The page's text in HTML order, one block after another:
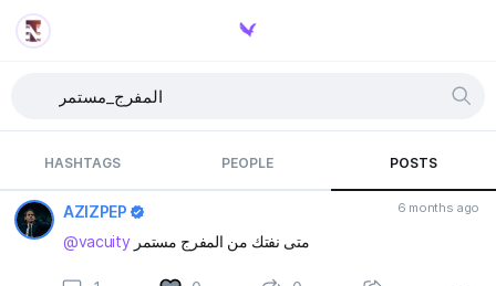
HASHTAGS PEOPLE POSTS
AZIZPEP 6 months ago
@vacuity متى نفتك من المفرج مستمر